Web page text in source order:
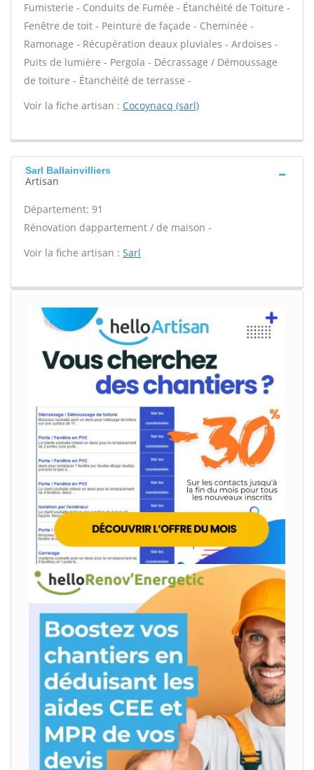
Fumisterie - Conduits de Fumée - Étanchéité de Toiture -
Fenêtre de toit - Peinture de façade - Cheminée -
Ramonage - Récupération deaux pluviales - Ardoises -
Puits de lumière - Pergola - Décrassage / Démoussage
de toiture - Étanchéité de terrasse -
Voir la fiche artisan : Cocoynacq (sarl)
Sarl Ballainvilliers
Artisan
Département: 91
Rénovation dappartement / de maison -
Voir la fiche artisan : Sarl